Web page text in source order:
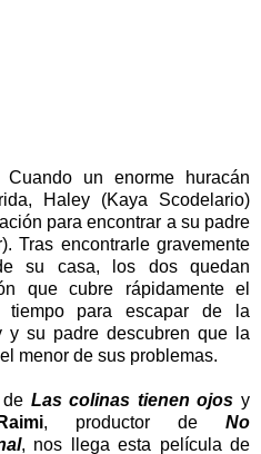
Cuando un enorme huracán
Haley (Kaya Scodelario)
para encontrar a su padre
Tras encontrarle gravemente
su casa, los dos quedan
que cubre rápidamente el
tiempo para escapar de la
y su padre descubren que la
menor de sus problemas.
Las colinas tienen ojos y
, productor deNo
, nos llega esta película de